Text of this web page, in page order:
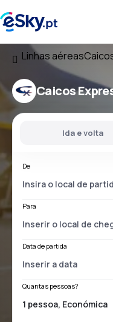
Linhas aéreas
Caicos
Ida e volta
De
Para
Data de partida
Quantas pessoas?